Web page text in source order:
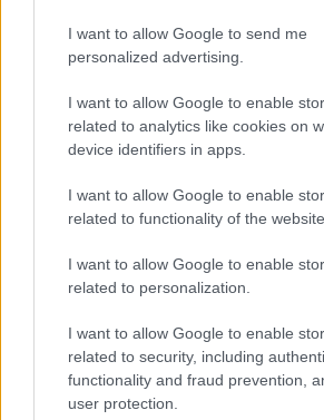
I want to allow Google to send me
personalized advertising.
I want to allow Google to enable
related to analytics like cookies on
device identifiers in apps.
I want to allow Google to enable
related to functionality of the
I want to allow Google to enable
related to personalization.
I want to allow Google to enable
related to security, including
functionality and fraud prevention,
user protection.
Felkészülési szezon 5. mérkőzés
Croke Park, Dublin
2026-08-12 20:30
3 nap 4 óra 5 perc 43 másodperc
Támogasd
a ManUtdFanatics.hu